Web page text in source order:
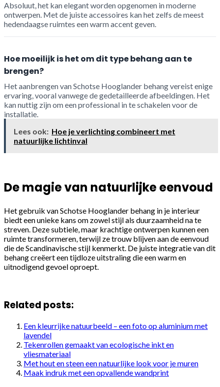
Absoluut, het kan elegant worden opgenomen in moderne
ontwerpen. Met de juiste accessoires kan het zelfs de meest
hedendaagse ruimtes een warm accent geven.
Hoe moeilijk is het om dit type behang aan te
brengen?
Het aanbrengen van Schotse Hooglander behang vereist enige
ervaring, vooral vanwege de gedetailleerde afbeeldingen. Het
kan nuttig zijn om een professional in te schakelen voor de
installatie.
Lees ook: Hoe je verlichting combineert met
natuurlijke lichtinval
De magie van natuurlijke eenvoud
Het gebruik van Schotse Hooglander behang in je interieur
biedt een unieke kans om zowel stijl als duurzaamheid na te
streven. Deze subtiele, maar krachtige ontwerpen kunnen een
ruimte transformeren, terwijl ze trouw blijven aan de eenvoud
die de Scandinavische stijl kenmerkt. De juiste integratie van dit
behang creëert een tijdloze uitstraling die een warm en
uitnodigend gevoel oproept.
Related posts:
Een kleurrijke natuurbeeld – een foto op aluminium met
lavendel
Tekenrollen gemaakt van ecologische inkt en
vliesmateriaal
Met hout en steen een natuurlijke look voor je muren
Maak indruk met een opvallende wandprint